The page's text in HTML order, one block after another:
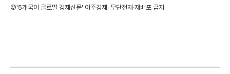
©'5개국어 글로벌 경제신문' 아주경제. 무단전재·재배포 금지